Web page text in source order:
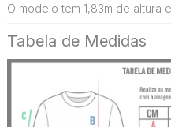
O modelo tem 1,83m de altura
Tabela de Medidas